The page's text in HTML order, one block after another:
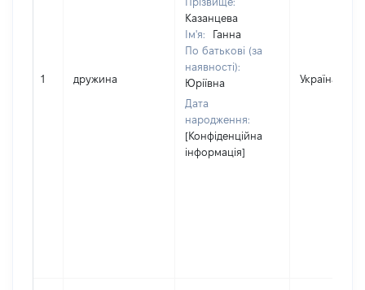
1 дружина
Казанцева
Ім'я:
Ганна
По батькові (за
наявності):
Юріївна
Дата
народження:
[Конфіденційна
інформація]
Україна